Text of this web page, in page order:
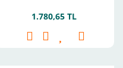
1.780,65 TL